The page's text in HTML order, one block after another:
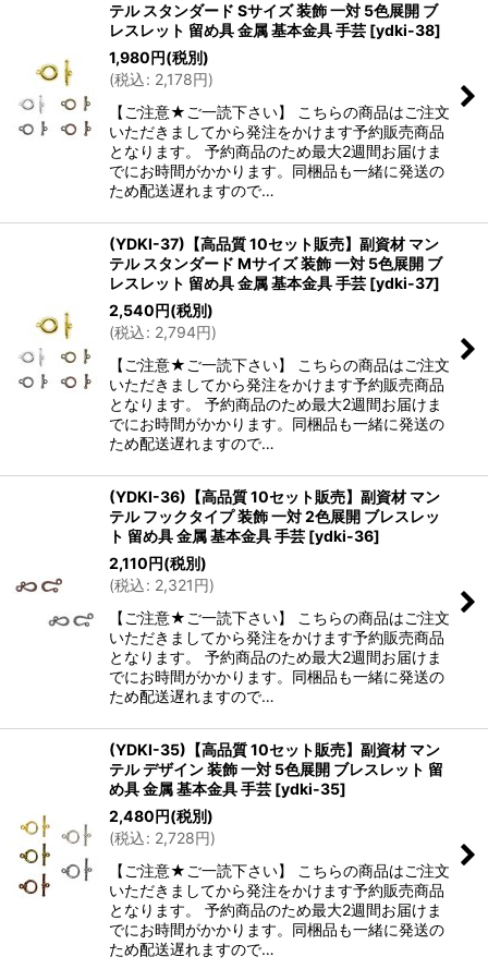
テル スタンダード Sサイズ 装飾 一対 5色展開 ブ
レスレット 留め具 金属 基本金具 手芸 [ydki-38]
1,980円(税別)
(税込: 2,178円)
【ご注意★ご一読下さい】 こちらの商品はご注文
いただきましてから発注をかけます予約販売商品
となります。 予約商品のため最大2週間お届けま
でにお時間がかかります。同梱品も一緒に発送の
ため配送遅れますので…
(YDKI-37)【高品質 10セット販売】副資材 マン
テル スタンダード Mサイズ 装飾 一対 5色展開 ブ
レスレット 留め具 金属 基本金具 手芸 [ydki-37]
2,540円(税別)
(税込: 2,794円)
【ご注意★ご一読下さい】 こちらの商品はご注文
いただきましてから発注をかけます予約販売商品
となります。 予約商品のため最大2週間お届けま
でにお時間がかかります。同梱品も一緒に発送の
ため配送遅れますので…
(YDKI-36)【高品質 10セット販売】副資材 マン
テル フックタイプ 装飾 一対 2色展開 ブレスレッ
ト 留め具 金属 基本金具 手芸 [ydki-36]
2,110円(税別)
(税込: 2,321円)
【ご注意★ご一読下さい】 こちらの商品はご注文
いただきましてから発注をかけます予約販売商品
となります。 予約商品のため最大2週間お届けま
でにお時間がかかります。同梱品も一緒に発送の
ため配送遅れますので…
(YDKI-35)【高品質 10セット販売】副資材 マン
テル デザイン 装飾 一対 5色展開 ブレスレット 留
め具 金属 基本金具 手芸 [ydki-35]
2,480円(税別)
(税込: 2,728円)
【ご注意★ご一読下さい】 こちらの商品はご注文
いただきましてから発注をかけます予約販売商品
となります。 予約商品のため最大2週間お届けま
でにお時間がかかります。同梱品も一緒に発送の
ため配送遅れますので…